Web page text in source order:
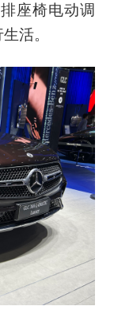
座椅电动调
活。